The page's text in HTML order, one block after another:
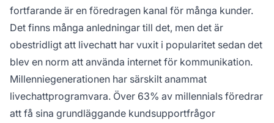
fortfarande är en föredragen kanal för många kunder.
Det finns många anledningar till det, men det är
obestridligt att livechatt har vuxit i popularitet sedan det
blev en norm att använda internet för kommunikation.
Millenniegenerationen har särskilt anammat
livechattprogramvara. Över 63% av millennials föredrar
att få sina grundläggande kundsupportfrågor